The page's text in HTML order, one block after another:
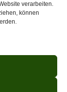
verarbeiten.
können